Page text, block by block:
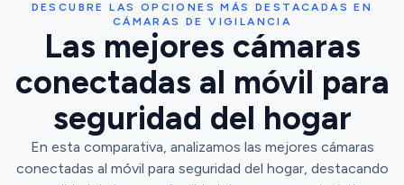
DESCUBRE LAS OPCIONES MÁS DESTACADAS EN
CÁMARAS DE VIGILANCIA
Las mejores cámaras
conectadas al móvil para
seguridad del hogar
En esta comparativa, analizamos las mejores cámaras
conectadas al móvil para seguridad del hogar, destacando